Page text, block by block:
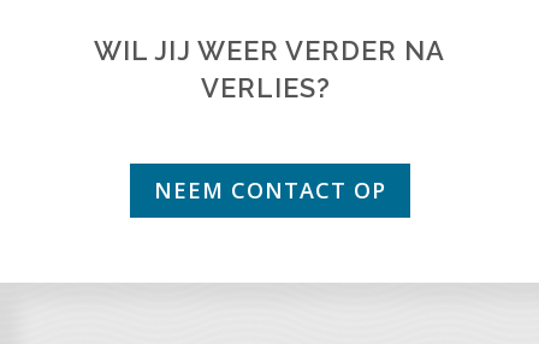
WIL JIJ WEER VERDER NA
VERLIES?
NEEM CONTACT OP